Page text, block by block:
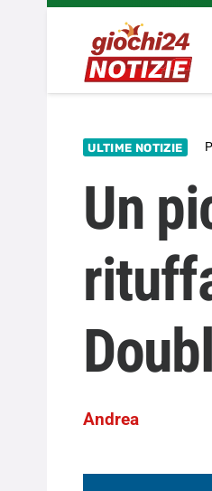
ULTIME NOTIZIE
Un
Andrea